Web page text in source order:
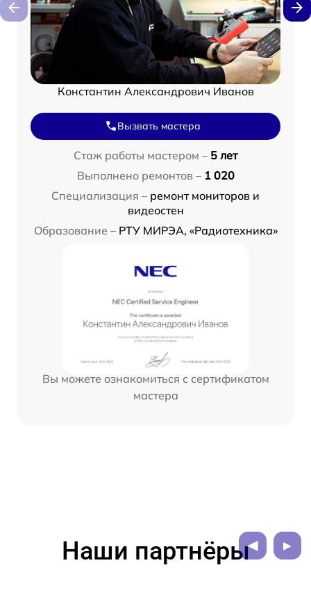
Константин Александрович Иванов
Вызвать мастера
Стаж работы мастером – 5 лет
Выполнено ремонтов – 1 020
Специализация – ремонт мониторов и
видеостен
Образование – РТУ МИРЭА, «Радиотехника»
Вы можете ознакомиться с сертификатом
мастера
Наши партнёры